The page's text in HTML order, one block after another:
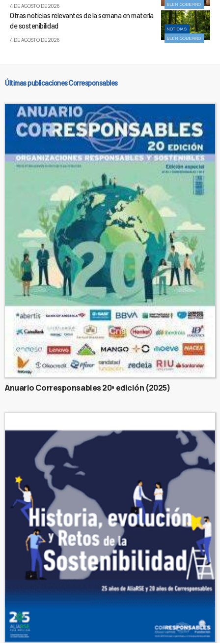
BUEN GOBIERNO
4 DE AGOSTO DE 2026
NOTICIAS
BUEN GOBIERNO
Otras noticias relevantes de la semana en materia
de sostenibilidad
4 DE AGOSTO DE 2026
Últimas publicaciones Corresponsables
Anuario Corresponsables 20ª edición (2025)